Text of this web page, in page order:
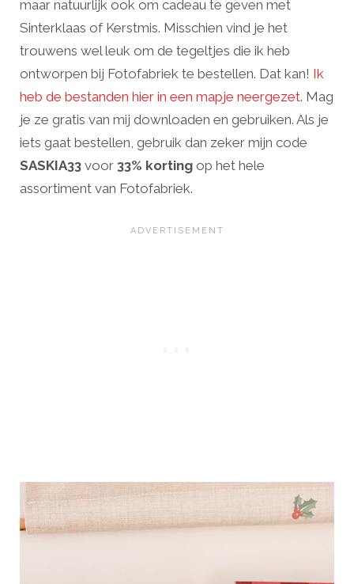
maar natuurlijk ook om cadeau te geven met
Sinterklaas of Kerstmis. Misschien vind je het
trouwens wel leuk om de tegeltjes die ik heb
ontworpen bij Fotofabriek te bestellen. Dat kan! Ik
heb de bestanden hier in een mapje neergezet. Mag
je ze gratis van mij downloaden en gebruiken. Als je
iets gaat bestellen, gebruik dan zeker mijn code
SASKIA33 voor 33% korting op het hele
assortiment van Fotofabriek.